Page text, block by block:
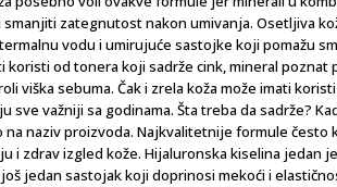
zategnutost nakon umivanja. Osetljiva
vodu i umirujuće sastojke koji pomažu
koristi od tonera koji sadrže cink, mineral
viška sebuma. Čak i zrela koža može imati
sve važniji sa godinama. Šta treba da sadrže?
naziv proizvoda. Najkvalitetnije formule često
i zdrav izgled kože. Hijaluronska kiselina jedan
jedan sastojak koji doprinosi mekoći i